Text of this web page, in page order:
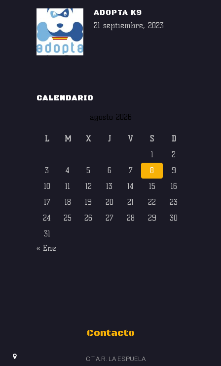
ADOPTA K9
21 septiembre, 2023
CALENDARIO
agosto 2026
L M X J V S
D
1
2
3
4 5 6 7 8
9
10
11 12 13 14 15
16
17
18 19 20 21 22
23
24
25 26 27 28 29
30
31
« Ene
Contacto
C.T.A.R. LA ESPUELA